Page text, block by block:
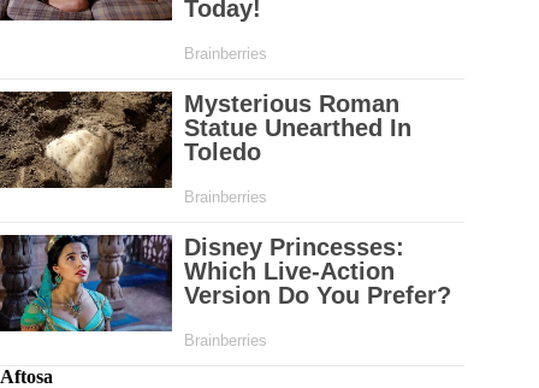
Aftosa